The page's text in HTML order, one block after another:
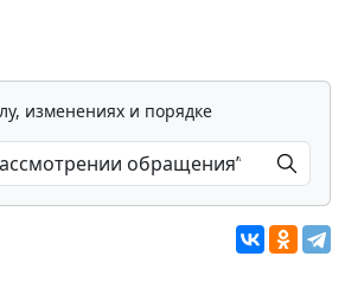
изменениях и порядке